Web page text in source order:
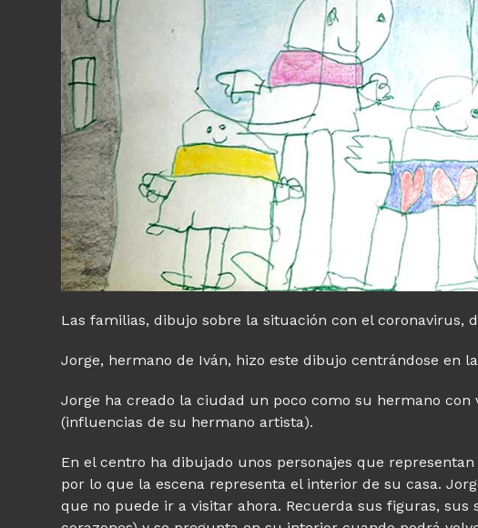
Las familias, dibujo sobre la situación con el coronavirus,
Jorge, hermano de Iván, hizo este dibujo centrándose en
Jorge ha creado la ciudad un poco como su hermano
(influencias de su hermano artista).
En el centro ha dibujado unos personajes que
por lo que la escena representa el interior de su casa.
que no puede ir a visitar ahora. Recuerda sus figuras, sus